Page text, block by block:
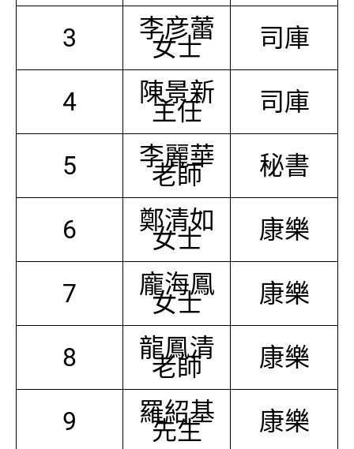
3 李彦蕾
女士 司庫
4 陳景新
主任 司庫
5 李麗華
老師 秘書
6 鄭清如
女士 康樂
7 龐海鳳
女士 康樂
8 龍鳳清
老師 康樂
9 羅紹基
先生 康樂